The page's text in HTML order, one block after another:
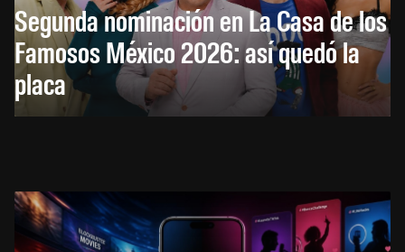
Segunda nominación en La Casa de los
Famosos México 2026: así quedó la
placa